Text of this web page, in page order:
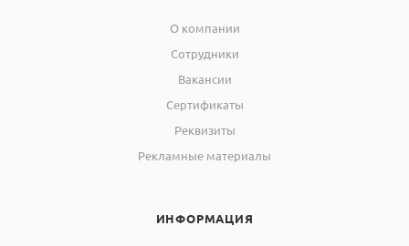
О компании
Сотрудники
Вакансии
Сертификаты
Реквизиты
Рекламные материалы
ИНФОРМАЦИЯ